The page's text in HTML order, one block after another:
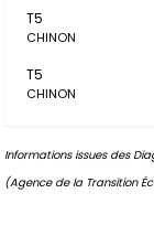
T5
CHINON
T5
CHINON
Informations issues des
(Agence de la Transition